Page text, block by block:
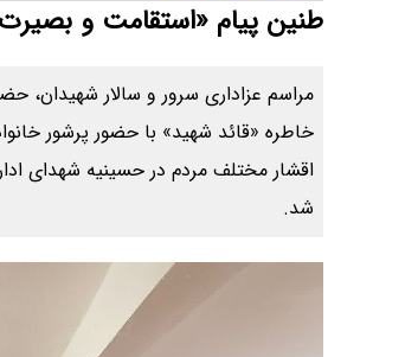
طنین پیام «استقامت و
مراسم عزاداری سرور و سالار شهیدان،
خاطره «قائد شهید» با حضور پرشور
اقشار مختلف مردم در حسینیه شهدای اداره
شد.